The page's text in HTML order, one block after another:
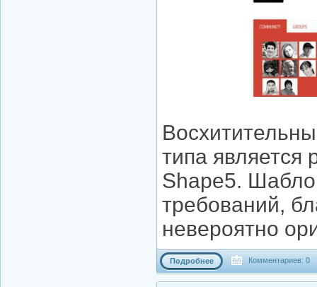
типа является
Shape5.
требований,
невероятно
Подробнее Комментариев: 0